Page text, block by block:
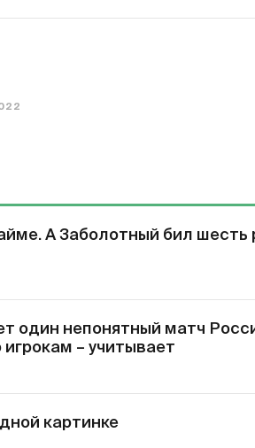
А Заболотный бил шесть
один непонятный матч
– учитывает
картинке